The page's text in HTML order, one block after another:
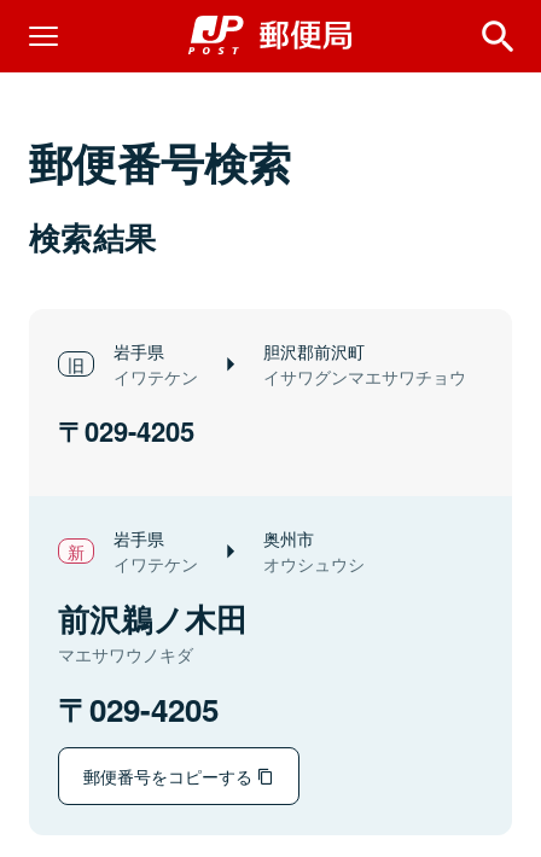
郵便番号検索
検索結果
岩手県
イワテケン
胆沢郡前沢町
イサワグンマエサワチョウ
029-4205
岩手県
イワテケン
奥州市
オウシュウシ
前沢鵜ノ木田
マエサワウノキダ
029-4205
郵便番号をコピーする